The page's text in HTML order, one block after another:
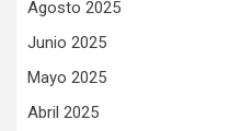
Agosto 2025
Junio 2025
Mayo 2025
Abril 2025